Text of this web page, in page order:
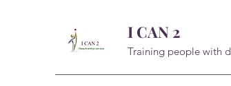
I CAN 2
Training people with